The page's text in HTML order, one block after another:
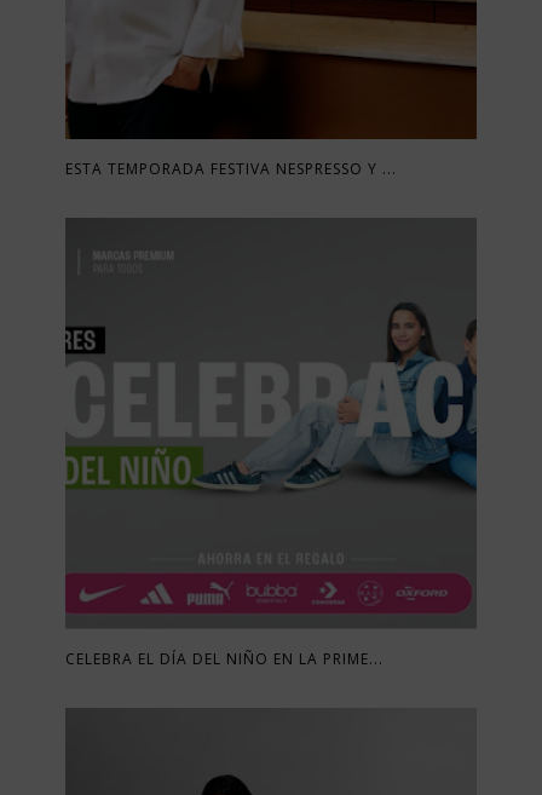
ESTA TEMPORADA FESTIVA NESPRESSO Y ...
CELEBRA EL DÍA DEL NIÑO EN LA PRIME...